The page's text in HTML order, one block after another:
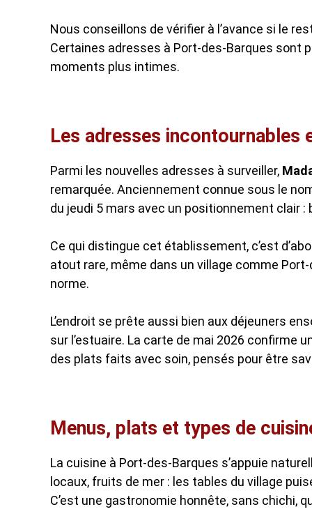
Nous conseillons de vérifier à l’avance si le
Certaines adresses à Port-des-Barques sont
moments plus intimes.
Les adresses incontournables
Parmi les nouvelles adresses à surveiller,
remarquée. Anciennement connue sous le
du jeudi 5 mars avec un positionnement clair
Ce qui distingue cet établissement, c’est
atout rare, même dans un village comme
norme.
L’endroit se prête aussi bien aux déjeuners
sur l’estuaire. La carte de mai 2026 confirme
des plats faits avec soin, pensés pour être
Menus, plats et types de
La cuisine à Port-des-Barques s’appuie
locaux, fruits de mer : les tables du village
C’est une gastronomie honnête, sans chichi,